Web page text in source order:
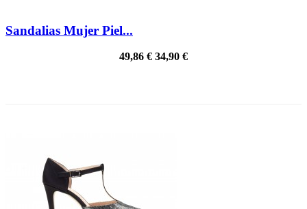
Sandalias Mujer Piel...
49,86 € 34,90 €